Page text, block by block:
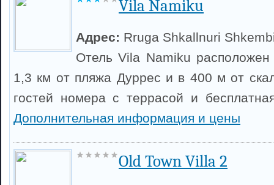
Vila Namiku
Адрес: Rruga Shkallnuri
Отель Vila Namiku
1,3 км от пляжа Дуррес и в 400 м от
гостей номера с террасой и
Дополнительная информация и цены
Old Town Villa 2